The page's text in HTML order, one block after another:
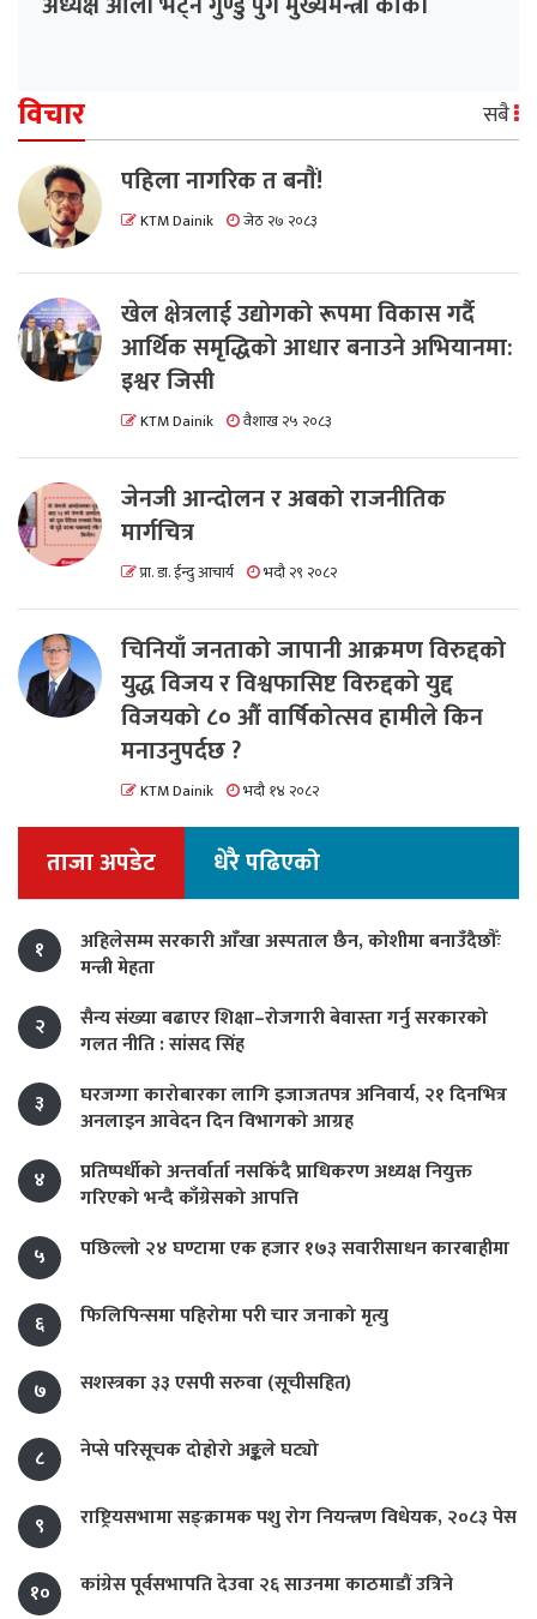
विचार सबै
पहिला नागरिक त बनाैं!
KTM Dainik जेठ २७ २०८३
खेल क्षेत्रलाई उद्योगको रूपमा विकास गर्दै
आर्थिक समृद्धिको आधार बनाउने अभियानमा:
इश्वर जिसी
KTM Dainik वैशाख २५ २०८३
जेनजी आन्दोलन र अबको राजनीतिक
मार्गचित्र
प्रा. डा. ईन्दु आचार्य भदौ २९ २०८२
चिनियाँ जनताको जापानी आक्रमण विरुद्दको
युद्ध विजय र विश्वफासिष्ट विरुद्दको युद्द
विजयको ८० औं वार्षिकोत्सव हामीले किन
मनाउनुपर्दछ ?
KTM Dainik भदौ १४ २०८२
ताजा अपडेट धेरै पढिएको
१
अहिलेसम्म सरकारी आँखा अस्पताल छैन, कोशीमा बनाउँदैछौँः
मन्त्री मेहता
२
सैन्य संख्या बढाएर शिक्षा–रोजगारी बेवास्ता गर्नु सरकारको
गलत नीति : सांसद सिंह
३
घरजग्गा कारोबारका लागि इजाजतपत्र अनिवार्य, २१ दिनभित्र
अनलाइन आवेदन दिन विभागको आग्रह
४
प्रतिष्पर्धीको अन्तर्वार्ता नसकिँदै प्राधिकरण अध्यक्ष नियुक्त
गरिएको भन्दै काँग्रेसको आपत्ति
५
पछिल्लो २४ घण्टामा एक हजार १७३ सवारीसाधन कारबाहीमा
६ फिलिपिन्समा पहिरोमा परी चार जनाको मृत्यु
७ सशस्त्रका ३३ एसपी सरुवा (सूचीसहित)
८ नेप्से परिसूचक दोहोरो अङ्कले घट्यो
९ राष्ट्रियसभामा सङ्क्रामक पशु रोग नियन्त्रण विधेयक, २०८३ पेस
१० कांग्रेस पूर्वसभापति देउवा २६ साउनमा काठमाडौं उत्रिने